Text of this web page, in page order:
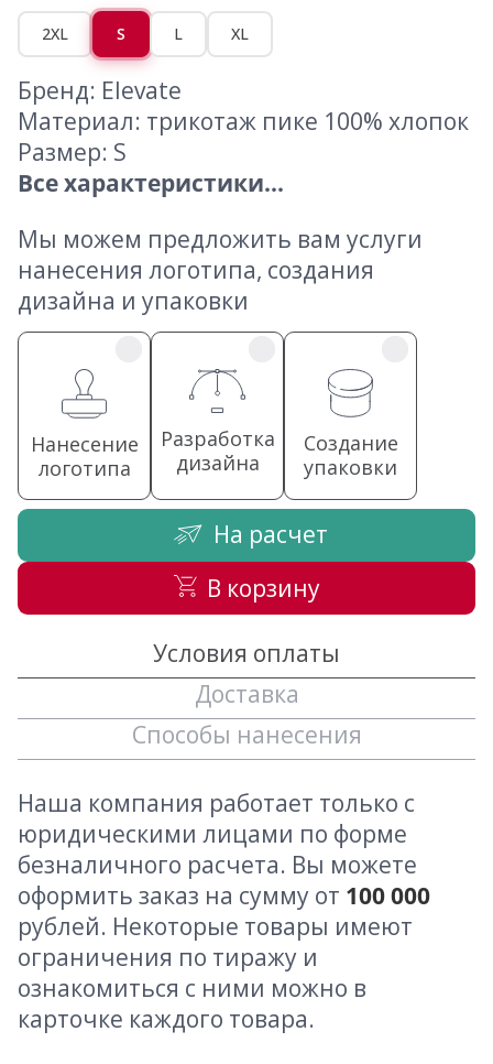
2XL S L XL
Бренд: Elevate
Материал: трикотаж пике 100% хлопок
Размер: S
Все характеристики...
Мы можем предложить вам услуги
нанесения логотипа, создания
дизайна и упаковки
Нанесение
логотипа
Разработка
дизайна
Создание
упаковки
На расчет
В корзину
Условия оплаты
Доставка
Способы нанесения
Наша компания работает только с
юридическими лицами по форме
безналичного расчета. Вы можете
оформить заказ на сумму от 100 000
рублей. Некоторые товары имеют
ограничения по тиражу и
ознакомиться с ними можно в
карточке каждого товара.